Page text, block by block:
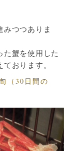
みつつありま
た蟹を使用した
おります。
（30日間の